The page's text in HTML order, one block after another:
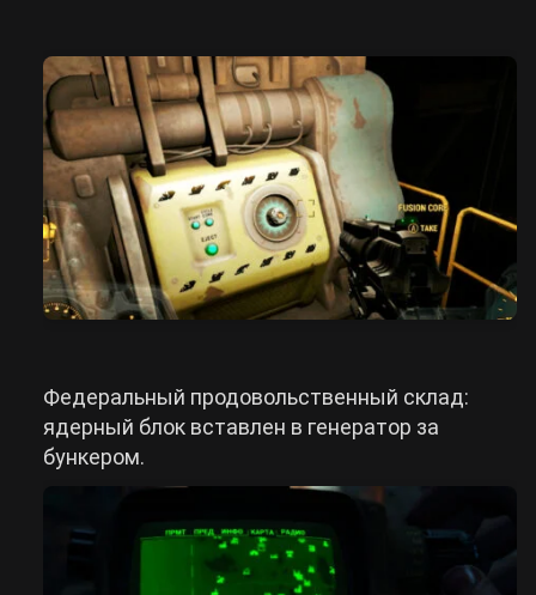
Федеральный продовольственный склад:
ядерный блок вставлен в генератор за
бункером.